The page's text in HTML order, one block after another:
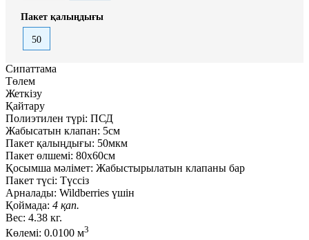
Пакет қалыңдығы
50
Сипаттама
Төлем
Жеткізу
Қайтару
Полиэтилен түрі: ПСД
Жабысатын клапан: 5см
Пакет қалыңдығы: 50мкм
Пакет өлшемі: 80х60см
Қосымша мәлімет: Жабыстырылатын клапаны бар
Пакет түсі: Түссіз
Арналады: Wildberries үшін
Қоймада: 4 қап.
Вес: 4.38 кг.
Көлемі: 0.0100 м3